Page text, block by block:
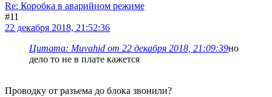
Re: Коробка в аварийном режиме
#11
22 декабря 2018, 21:52:36
Цитата: Muvahid от 22 декабря 2018, 21:09:39но
дело то не в плате кажется
Проводку от разъема до блока звонили?